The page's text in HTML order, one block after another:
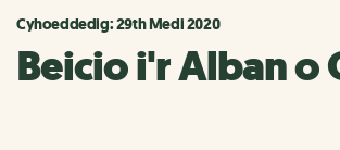
Cyhoeddedig: 29th Medi 2020
Beicio i'r Alban o